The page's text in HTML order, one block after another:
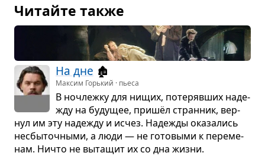
Читайте также
На дне 🏚️
Максим Горький · пьеса
В ноч­лежку для нищих, поте­ряв­ших наде­
жду на буду­щее, пришёл стран­ник, вер­
нул им эту наде­жду и исчез. Наде­жды ока­за­лись
несбы­точ­ными, а люди — не гото­выми к пере­ме­
нам. Ничто не выта­щит их со дна жизни.